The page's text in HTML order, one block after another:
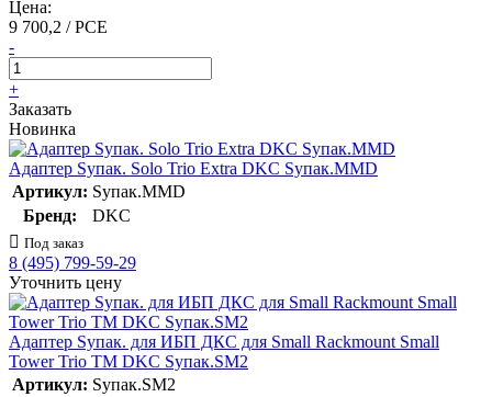
Цена:
9 700,2 / PCE
-
+
Заказать
Новинка
Адаптер Sупак. Solo Trio Extra DKC Sупак.MMD
Артикул: Sупак.MMD
Бренд:
DKC
Под заказ
8 (495) 799-59-29
Уточнить цену
Адаптер Sупак. для ИБП ДКС для Small Rackmount Small
Tower Trio TM DKC Sупак.SM2
Артикул: Sупак.SM2